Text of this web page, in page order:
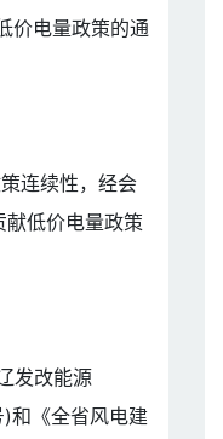
价电量政策的通
连续性，经会
低价电量政策
发改能源
和《全省风电建